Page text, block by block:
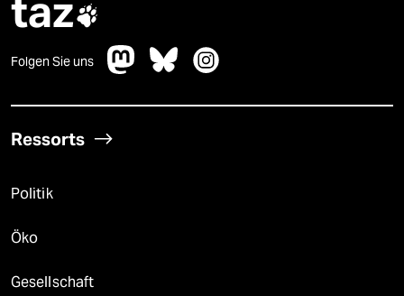
taz
Folgen Sie uns
Ressorts
Politik
Öko
Gesellschaft